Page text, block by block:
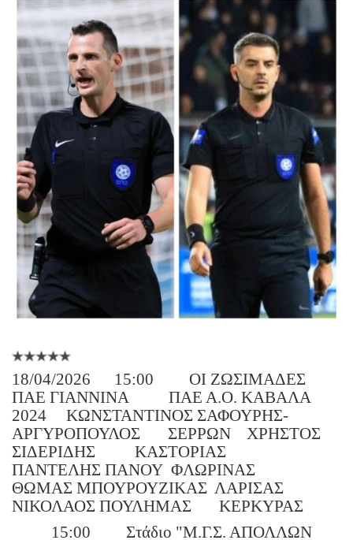
18/04/2026 15:00
ΟΙ ΖΩΣΙΜΑΔΕΣ
ΠΑΕ ΓΙΑΝΝΙΝΑ
ΠΑΕ Α.Ο. ΚΑΒΑΛΑ
2024
ΚΩΝΣΤΑΝΤΙΝΟΣ ΣΑΦΟΥΡΗΣ-
ΑΡΓΥΡΟΠΟΥΛΟΣ
ΣΕΡΡΩΝ
ΧΡΗΣΤΟΣ
ΣΙΔΕΡΙΔΗΣ
ΚΑΣΤΟΡΙΑΣ
ΠΑΝΤΕΛΗΣ ΠΑΝΟΥ ΦΛΩΡΙΝΑΣ
ΘΩΜΑΣ ΜΠΟΥΡΟΥΖΙΚΑΣ ΛΑΡΙΣΑΣ
ΝΙΚΟΛΑΟΣ ΠΟΥΛΗΜΑΣ
ΚΕΡΚΥΡΑΣ
15:00
Στάδιο "Μ.Γ.Σ. ΑΠΟΛΛΩΝ